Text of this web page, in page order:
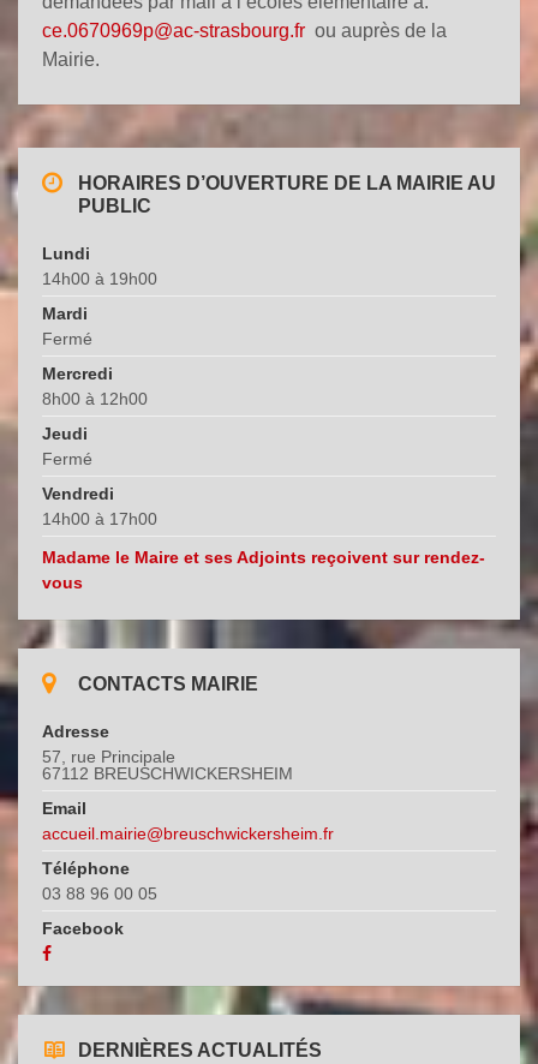
ce.0670969p@ac-strasbourg.fr ou auprès de la
Mairie.
HORAIRES D’OUVERTURE DE LA MAIRIE AU
PUBLIC
Lundi
14h00 à 19h00
Mardi
Fermé
Mercredi
8h00 à 12h00
Jeudi
Fermé
Vendredi
14h00 à 17h00
Madame le Maire et ses Adjoints reçoivent sur rendez-
vous
CONTACTS MAIRIE
Adresse
57, rue Principale
67112 BREUSCHWICKERSHEIM
Email
accueil.mairie@breuschwickersheim.fr
Téléphone
03 88 96 00 05
Facebook
DERNIÈRES ACTUALITÉS